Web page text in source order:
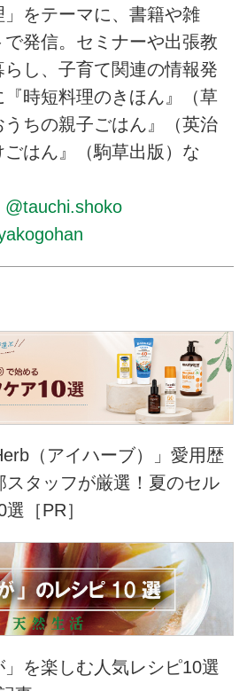
をテーマに、書籍や雑
発信。セミナーや出張教
し、子育て関連の情報発
時短料理のきほん』（草
ちの親子ごはん』（英治
はん』（駒草出版）な
@tauchi.shoko
（アイハーブ）」愛用歴
スタッフが厳選！夏のセル
［PR］
を楽しむ人気レシピ10選